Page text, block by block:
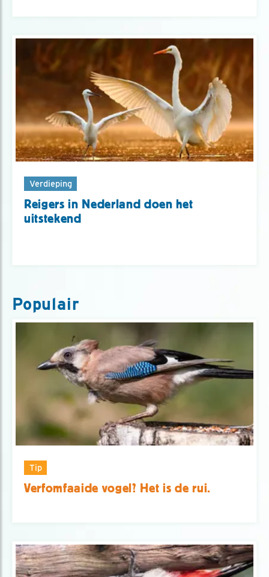
Verdieping
Reigers in Nederland doen het
uitstekend
Populair
Tip
Verfomfaaide vogel? Het is de rui.